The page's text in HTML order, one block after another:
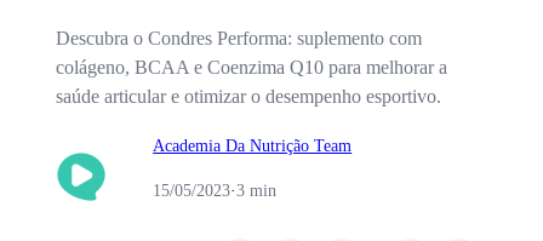
Descubra o Condres Performa: suplemento com
colágeno, BCAA e Coenzima Q10 para melhorar a
saúde articular e otimizar o desempenho esportivo.
Academia Da Nutrição Team
15/05/2023·3 min